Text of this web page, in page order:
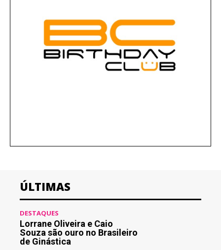
ÚLTIMAS
DESTAQUES
Lorrane Oliveira e Caio
Souza são ouro no Brasileiro
de Ginástica